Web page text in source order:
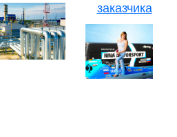
заказчика